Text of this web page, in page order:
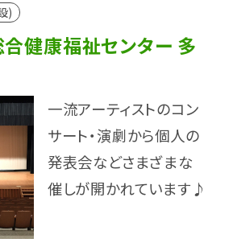
)
健康福祉センター 多
一流アーティストのコン
サート・演劇から個人の
発表会などさまざまな
催しが開かれています♪